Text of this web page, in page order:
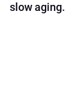
slow aging.